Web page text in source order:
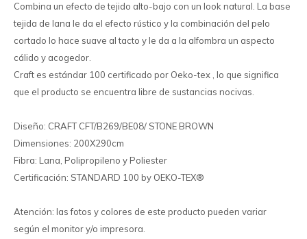
Combina un efecto de tejido alto-bajo con un look natural. La base
tejida de lana le da el efecto rústico y la combinación del pelo
cortado lo hace suave al tacto y le da a la alfombra un aspecto
cálido y acogedor.
Craft es estándar 100 certificado por Oeko-tex , lo que significa
que el producto se encuentra libre de sustancias nocivas.
Diseño: CRAFT CFT/B269/BE08/ STONE BROWN
Dimensiones: 200X290cm
Fibra: Lana, Polipropileno y Poliester
Certificación: STANDARD 100 by OEKO-TEX®
Atención: las fotos y colores de este producto pueden variar
según el monitor y/o impresora.